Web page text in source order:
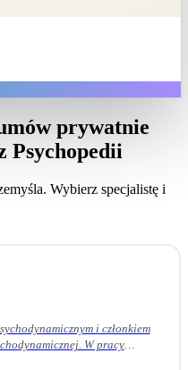
prywatnie
Psychopedii
. Wybierz specjalistę i
i członkiem
W pracy
i podążam za jego narracją. Moje